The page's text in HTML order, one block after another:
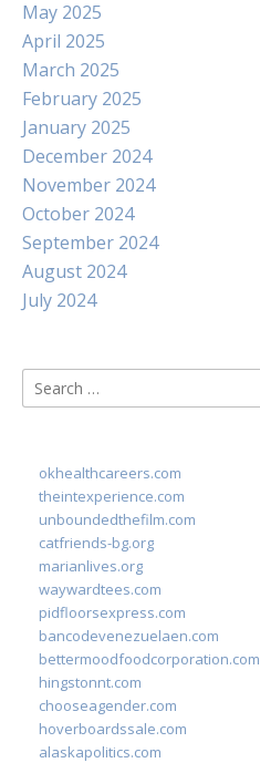
May 2025
April 2025
March 2025
February 2025
January 2025
December 2024
November 2024
October 2024
September 2024
August 2024
July 2024
Search
for:
okhealthcareers.com
theintexperience.com
unboundedthefilm.com
catfriends-bg.org
marianlives.org
waywardtees.com
pidfloorsexpress.com
bancodevenezuelaen.com
bettermoodfoodcorporation.com
hingstonnt.com
chooseagender.com
hoverboardssale.com
alaskapolitics.com